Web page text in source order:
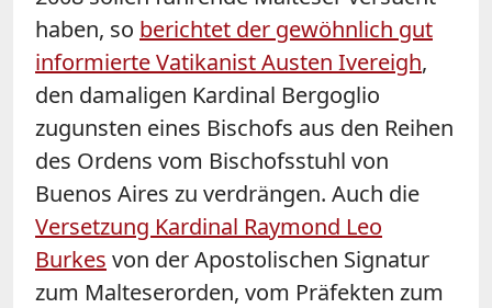
haben, so berichtet der gewöhnlich gut
informierte Vatikanist Austen Ivereigh,
den damaligen Kardinal Bergoglio
zugunsten eines Bischofs aus den Reihen
des Ordens vom Bischofsstuhl von
Buenos Aires zu verdrängen. Auch die
Versetzung Kardinal Raymond Leo
Burkes von der Apostolischen Signatur
zum Malteserorden, vom Präfekten zum